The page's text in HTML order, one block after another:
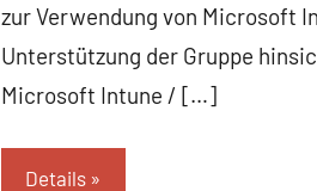
zur Verwendung von Microsoft
Unterstützung der Gruppe
Microsoft Intune / […]
Details